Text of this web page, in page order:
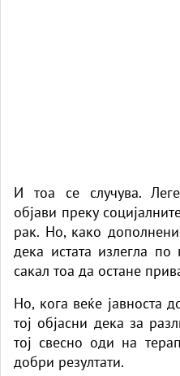
И тоа се случува.
објави преку
рак. Но, како
дека истата излегла
сакал тоа да остане
Но, кога веќе јавноста
тој објасни дека за
тој свесно оди на
добри резултати.